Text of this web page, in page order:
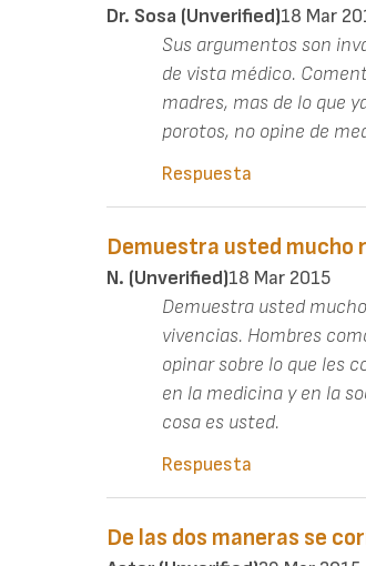
Dr. Sosa (unverified)18 Mar
Sus argumentos son
de vista médico.
madres, mas de lo que
porotos, no opine de
Respuesta
Demuestra usted mucho
N. (unverified)18 Mar 2015
Demuestra usted
vivencias. Hombres
opinar sobre lo que les
en la medicina y en la
cosa es usted.
Respuesta
De las dos maneras se